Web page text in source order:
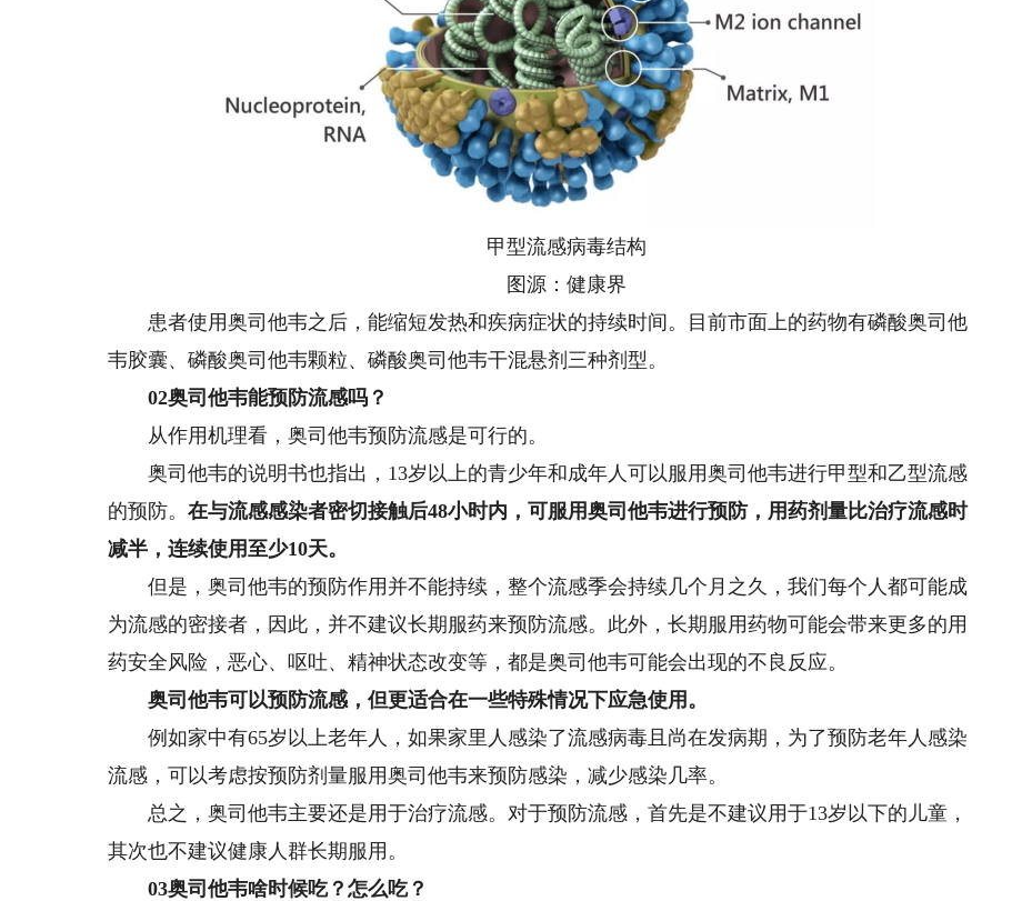
甲型流感病毒结构
图源：健康界
患者使用奥司他韦之后，能缩短发热和疾病症状的持续时间。目前市面上的药物有磷酸奥司他
韦胶囊、磷酸奥司他韦颗粒、磷酸奥司他韦干混悬剂三种剂型。
02奥司他韦能预防流感吗？
从作用机理看，奥司他韦预防流感是可行的。
奥司他韦的说明书也指出，13岁以上的青少年和成年人可以服用奥司他韦进行甲型和乙型流感
的预防。在与流感感染者密切接触后48小时内，可服用奥司他韦进行预防，用药剂量比治疗流感时
减半，连续使用至少10天。
但是，奥司他韦的预防作用并不能持续，整个流感季会持续几个月之久，我们每个人都可能成
为流感的密接者，因此，并不建议长期服药来预防流感。此外，长期服用药物可能会带来更多的用
药安全风险，恶心、呕吐、精神状态改变等，都是奥司他韦可能会出现的不良反应。
奥司他韦可以预防流感，但更适合在一些特殊情况下应急使用。
例如家中有65岁以上老年人，如果家里人感染了流感病毒且尚在发病期，为了预防老年人感染
流感，可以考虑按预防剂量服用奥司他韦来预防感染，减少感染几率。
总之，奥司他韦主要还是用于治疗流感。对于预防流感，首先是不建议用于13岁以下的儿童，
其次也不建议健康人群长期服用。
03奥司他韦啥时候吃？怎么吃？